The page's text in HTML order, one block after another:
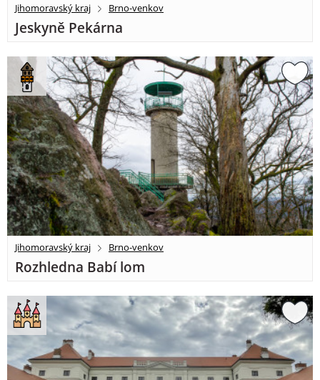
Jihomoravský kraj Brno-venkov
Jeskyně Pekárna
Jihomoravský kraj Brno-venkov
Rozhledna Babí lom